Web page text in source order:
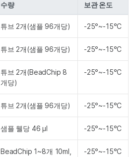
수량 보관 온도
튜브 2개(샘플 96개당) -25°~-15°C
튜브 2개(샘플 96개당) -25°~-15°C
튜브 2개(BeadChip 8
개당)
-25°~-15°C
튜브 2개(샘플 96개당) -25°~-15°C
샘플 웰당 46 µl -25°~-15°C
BeadChip 1~8개 10ml,
-25°~-15°C